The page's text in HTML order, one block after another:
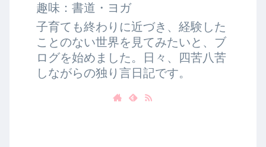
趣味：書道・ヨガ
子育ても終わりに近づき、経験した
ことのない世界を見てみたいと、ブ
ログを始めました。日々、四苦八苦
しながらの独り言日記です。